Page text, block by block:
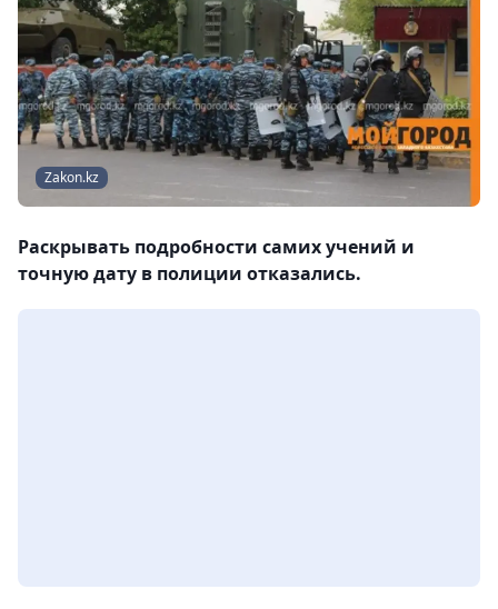
Zakon.kz
Раскрывать подробности самих учений и
точную дату в полиции отказались.